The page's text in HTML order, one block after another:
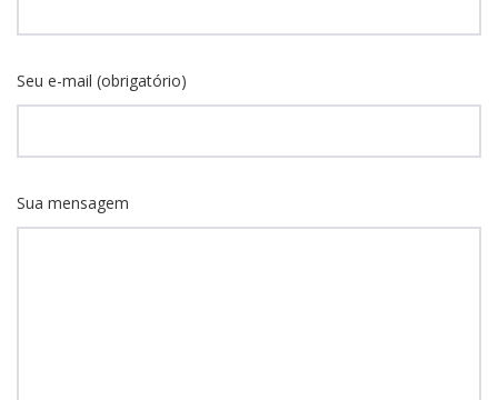
Seu e-mail (obrigatório)
Sua mensagem